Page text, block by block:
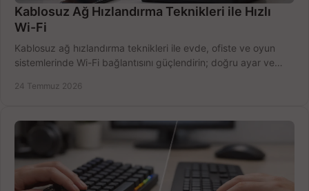
Kablosuz Ağ Hızlandırma Teknikleri ile Hızlı
Wi-Fi
Kablosuz ağ hızlandırma teknikleri ile evde, ofiste ve oyun
sistemlerinde Wi-Fi bağlantısını güçlendirin; doğru ayar ve
24 Temmuz 2026